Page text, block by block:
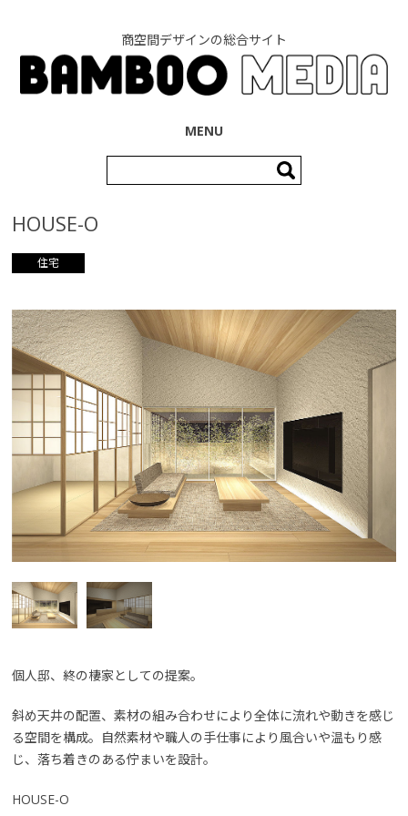
商空間デザインの総合サイト
MENU
索:
HOUSE-O
住宅
個人邸、終の棲家としての提案。
斜め天井の配置、素材の組み合わせにより全体に流れや動きを感じ
る空間を構成。自然素材や職人の手仕事により風合いや温もり感
じ、落ち着きのある佇まいを設計。
HOUSE-O